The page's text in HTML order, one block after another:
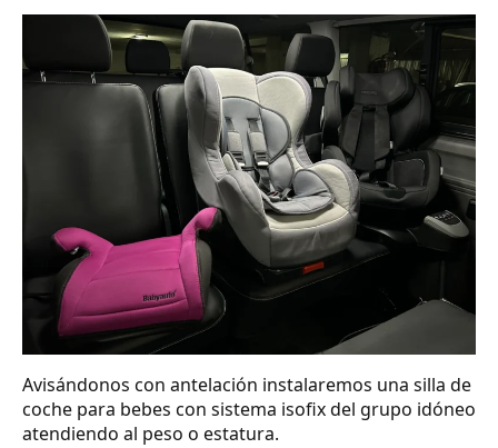
Avisándonos con antelación instalaremos una silla de
coche para bebes con sistema isofix del grupo idóneo
atendiendo al peso o estatura.